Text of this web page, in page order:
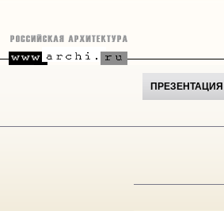
ПРЕЗЕНТАЦИЯ